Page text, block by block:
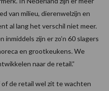
van milieu, dierenwelzijn en
al lang het verschil niet meer.
zijn er zo’n 60 slagers
en grootkeukens. We
naar de retail.”
of de retail wel zit te wachten